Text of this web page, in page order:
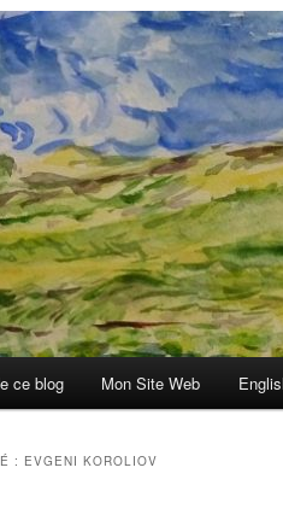
ce blog Mon Site Web
: EVGENI KOROLIOV